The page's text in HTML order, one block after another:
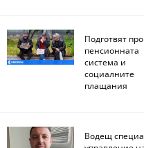
Подготвят
пенсионната
система и
социалните
плащания
Водещ